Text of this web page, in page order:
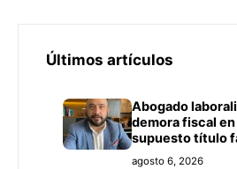
Últimos artículos
Abogado
demora fiscal
supuesto título
agosto 6, 2026